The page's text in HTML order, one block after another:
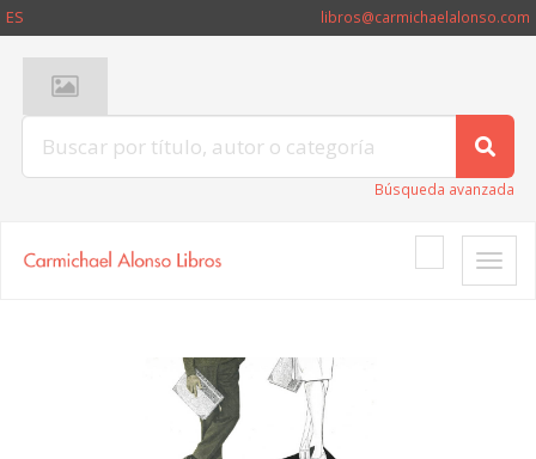
ES libros@carmichaelalonso.com
Búsqueda avanzada
Toggle